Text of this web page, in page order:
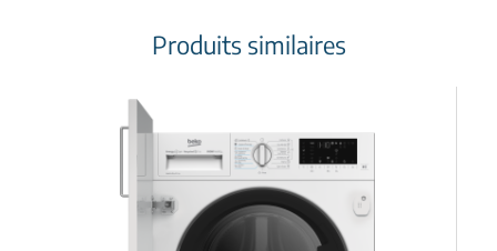
Produits similaires